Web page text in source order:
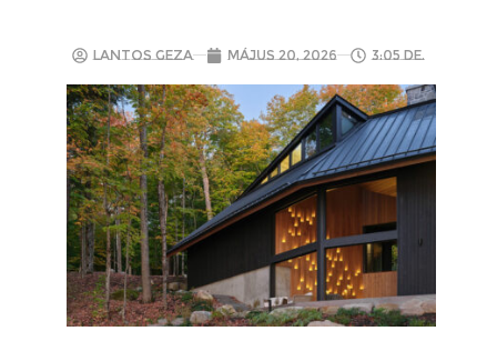
Lantos Geza május 20, 2026 3:05 de.